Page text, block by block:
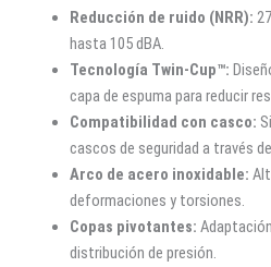
Reducción de ruido (NRR):
hasta 105 dBA.
Tecnología Twin-Cup™:
capa de espuma para reducir
Compatibilidad con casco:
cascos de seguridad a través
Arco de acero inoxidable:
deformaciones y torsiones.
Copas pivotantes:
distribución de presión.